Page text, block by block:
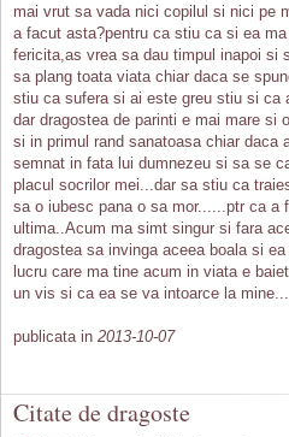
mai vrut sa vada nici copilul si nici pe
a facut asta?pentru ca stiu ca si ea
fericita,as vrea sa dau timpul inapoi si
sa plang toata viata chiar daca se
stiu ca sufera si ai este greu stiu si ca
dar dragostea de parinti e mai mare si
si in primul rand sanatoasa chiar daca
semnat in fata lui dumnezeu si sa se
placul socrilor mei...dar sa stiu ca
sa o iubesc pana o sa mor......ptr ca a
ultima..Acum ma simt singur si fara
dragostea sa invinga aceea boala si
lucru care ma tine acum in viata e
un vis si ca ea se va intoarce la
publicata in 2013-10-07
Citate de dragoste